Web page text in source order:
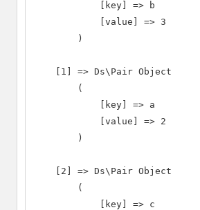
            [key] => b
            [value] => 3
        )
    [1] => Ds\Pair Object
        (
            [key] => a
            [value] => 2
        )
    [2] => Ds\Pair Object
        (
            [key] => c